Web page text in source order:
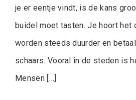
je er eentje vindt, is de kans
buidel moet tasten. Je hoort het
worden steeds duurder en
schaars. Vooral in de steden is
Mensen […]